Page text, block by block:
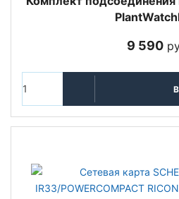
9 590